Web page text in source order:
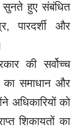
सुनते हुए संबंधित
पारदर्शी और
की सर्वोच्च
समाधान और
अधिकारियों को
शिकायतों का